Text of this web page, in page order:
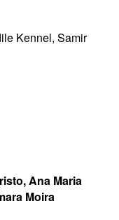
Ana Maria
Moira
Kennel, Samir